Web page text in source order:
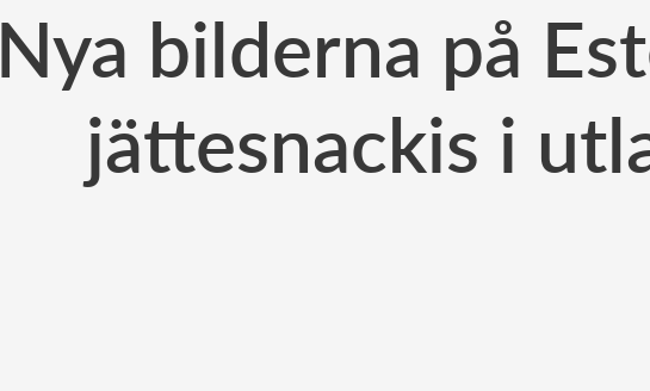
Nya bilderna på
jättesnackis i